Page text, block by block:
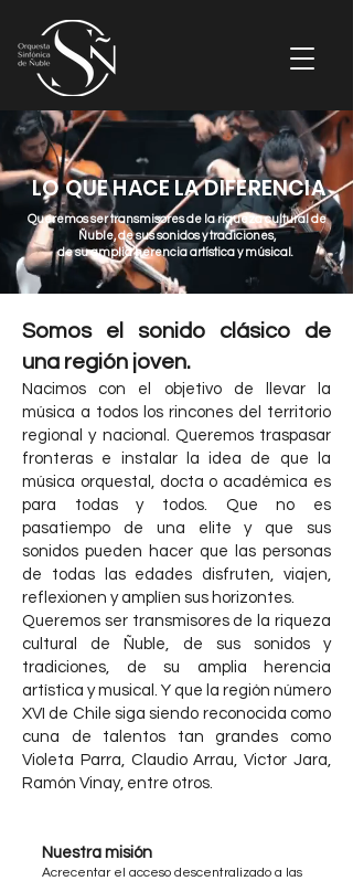
LO QUE HACE LA DIFERENCIA
Queremos ser transmisores de la riqueza cultural de
Ñuble, de sus sonidos y tradiciones,
de su amplia herencia artística y músical.
Somos el sonido clásico de
una región joven.
Nacimos con el objetivo de llevar la
música a todos los rincones del territorio
regional y nacional. Queremos traspasar
fronteras e instalar la idea de que la
música orquestal, docta o académica es
para todas y todos. Que no es
pasatiempo de una elite y que sus
sonidos pueden hacer que las personas
de todas las edades disfruten, viajen,
reflexionen y amplíen sus horizontes.
Queremos ser transmisores de la riqueza
cultural de Ñuble, de sus sonidos y
tradiciones, de su amplia herencia
artística y musical. Y que la región número
XVI de Chile siga siendo reconocida como
cuna de talentos tan grandes como
Violeta Parra, Claudio Arrau, Victor Jara,
Ramón Vinay, entre otros.
Nuestra misión
Acrecentar el acceso descentralizado a las